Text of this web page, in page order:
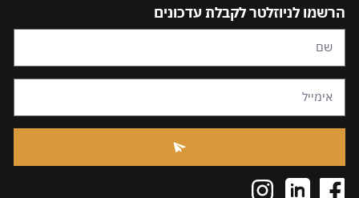
הרשמו לניוזלטר לקבלת עדכונים